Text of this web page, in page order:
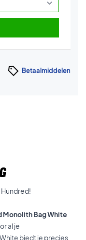
Betaalmiddelen
Monolith Bag White
al je
biedt je precies